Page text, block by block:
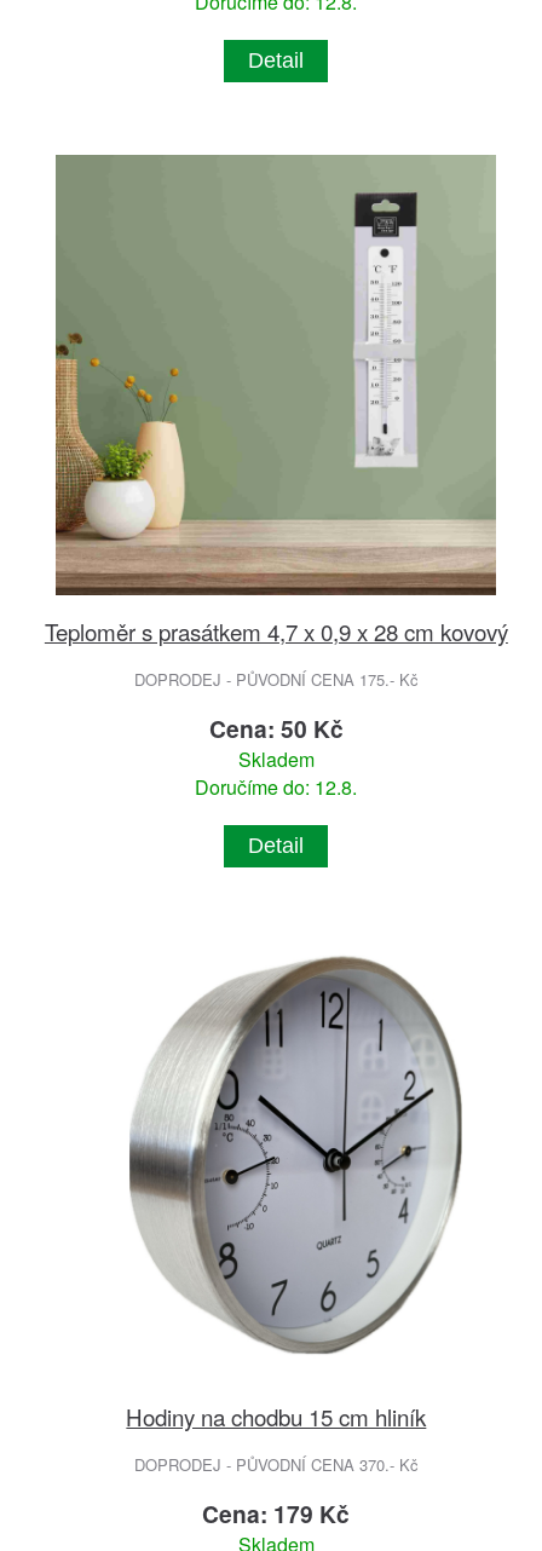
Detail
Teploměr s prasátkem 4,7 x 0,9 x 28 cm kovový
DOPRODEJ - PŮVODNÍ CENA 175.- Kč
Cena: 50 Kč
Skladem
Doručíme do: 12.8.
Detail
Hodiny na chodbu 15 cm hliník
DOPRODEJ - PŮVODNÍ CENA 370.- Kč
Cena: 179 Kč
Skladem